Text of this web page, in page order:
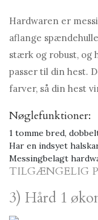
Hardwaren er
aflange
stærk og robust, og
passer til din hest.
farver, så din hest
Nøglefunktioner:
1 tomme bred,
Har en indsyet
Messingbelagt
TILGÆNGELIG
3) Hård 1